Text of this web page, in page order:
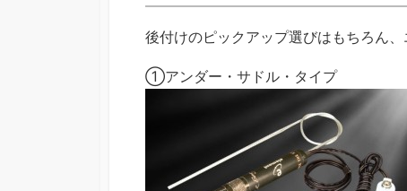
後付けのピックアップ選びはもちろん
①アンダー・サドル・タイプ